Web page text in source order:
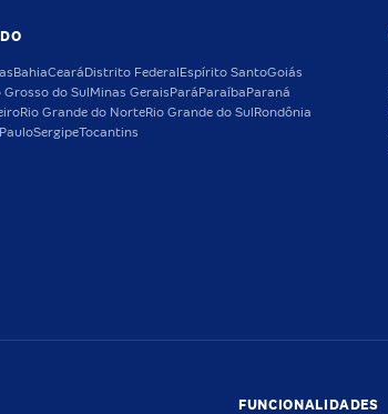
BahiaCearáDistrito FederalEspírito SantoGoiás
Grosso do SulMinas GeraisParáParaíbaParaná
Rio Grande do NorteRio Grande do SulRondônia
SergipeTocantins
FUNCIONALIDADES